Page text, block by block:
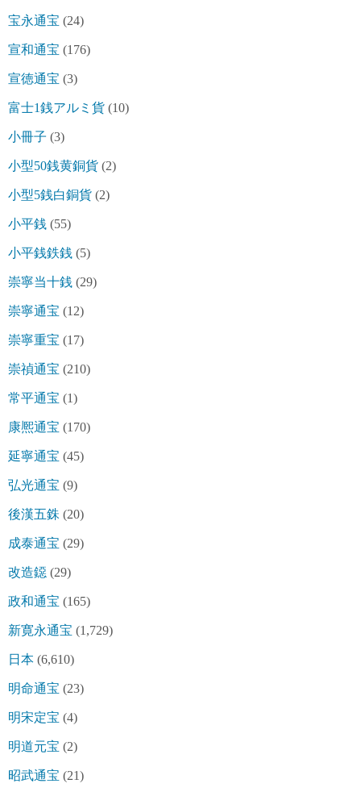
宝永通宝 (24)
宣和通宝 (176)
宣徳通宝 (3)
富士1銭アルミ貨 (10)
小冊子 (3)
小型50銭黄銅貨 (2)
小型5銭白銅貨 (2)
小平銭 (55)
小平銭鉄銭 (5)
崇寧当十銭 (29)
崇寧通宝 (12)
崇寧重宝 (17)
崇禎通宝 (210)
常平通宝 (1)
康熈通宝 (170)
延寧通宝 (45)
弘光通宝 (9)
後漢五銖 (20)
成泰通宝 (29)
改造鐚 (29)
政和通宝 (165)
新寛永通宝 (1,729)
日本 (6,610)
明命通宝 (23)
明宋定宝 (4)
明道元宝 (2)
昭武通宝 (21)